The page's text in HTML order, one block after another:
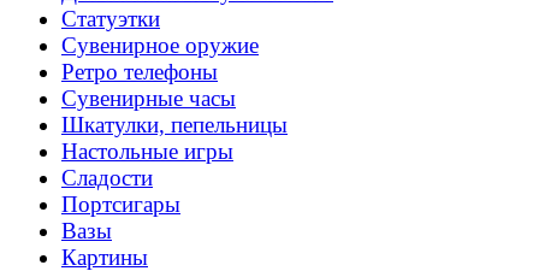
Статуэтки
Сувенирное оружие
Ретро телефоны
Сувенирные часы
Шкатулки, пепельницы
Настольные игры
Сладости
Портсигары
Вазы
Картины